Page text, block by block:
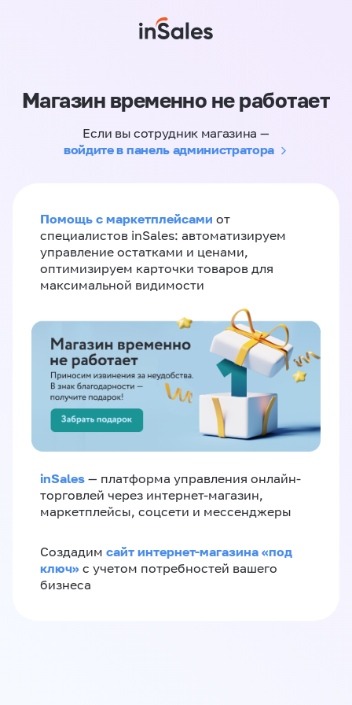
Магазин временно не работает
Если вы сотрудник магазина —
войдите в панель администратора
Помощь с маркетплейсами от
специалистов inSales: автоматизируем
управление остатками и ценами,
оптимизируем карточки товаров для
максимальной видимости
inSales — платформа управления онлайн-
торговлей через интернет-магазин,
маркетплейсы, соцсети и мессенджеры
Создадим сайт интернет-магазина «под
ключ» с учетом потребностей вашего
бизнеса